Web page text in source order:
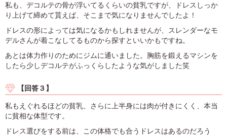
私も、デコルテの骨が浮いてるくらいの貧乳ですが、ドレスしっか
り上げて締めて貰えば、そこまで気になりませんでしたよ！
ドレスの形によっては気になるかもしれませんが、スレンダーなモ
デルさんが着こなしてるものから探すといいかもですね。
あとは体力作りのためにジムに通いました。胸筋を鍛えるマシンを
したら少しデコルテがふっくらしたような気がしました笑
【回答３】
私もえぐれるほどの貧乳、さらに上半身には肉が付きにくく、本当
に貧相な体型です。
ドレス選びをする前は、この体格でも合うドレスはあるのだろう